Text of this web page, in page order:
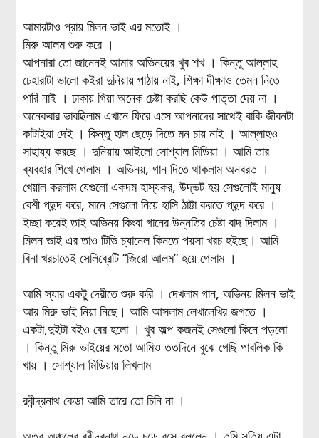
আমারটাও প্রায় মিলন ভাই এর মতোই ।
মিরু আলম শুরু করে ।
আপনারা তো জানেনই আমার অভিনয়ের খুব শখ । কিন্তু আল্লাহ
চেহারাটা ভালো কইরা দুনিয়ায় পাঠায় নাই, শিক্ষা দীক্ষাও তেমন নিতে
পারি নাই । ঢাকায় গিয়া অনেক চেষ্টা করছি কেউ পাত্তা দেয় না ।
অনেকবার ভাবছিলাম এখানে ফিরে এসে আপনাদের সাথেই বাকি জীবনটা
কাটাইয়া দেই । কিন্তু হাল ছেড়ে দিতে মন চায় নাই । আল্লাহও
সাহায্য করছে । দুনিয়ায় আইলো সোশ্যাল মিডিয়া । আমি তার
ব্যবহার শিখে গেলাম । অভিনয়, গান দিতে থাকলাম অনবরত ।
খেয়াল করলাম যেগুলো একদম হাস্যকর, উদ্ভট হয় সেগুলোই মানুষ
বেশী পছন্দ করে, মানে সেগুলো নিয়ে হাসি ঠাট্টা করতে পছন্দ করে ।
ইচ্ছা করেই তাই অভিনয় কিংবা গানের উন্নতির চেষ্টা বাদ দিলাম ।
মিলন ভাই এর তাও টিভি চ্যানেল কিনতে পয়সা খরচ হইছে। আমি
বিনা খরচাতেই সেলিব্রেটি “জিরো আলম” হয়ে গেলাম ।
আমি স্যার একটু দেরীতে শুরু করি । দেখলাম গান, অভিনয় মিলন ভাই
আর মিরু ভাই নিয়া নিছে। আমি আসলাম লেখালেখির জগতে ।
একটা,দুইটা বইও বের হলো । খুব অল্প কজনই সেগুলো কিনে পড়লো
। কিন্তু মিরু ভাইয়ের মতো আমিও ততদিনে বুঝে গেছি পাবলিক কি
খায় । সোশ্যাল মিডিয়ায় লিখলাম
রবীন্দ্রনাথ কেডা আমি তারে তো চিনি না ।